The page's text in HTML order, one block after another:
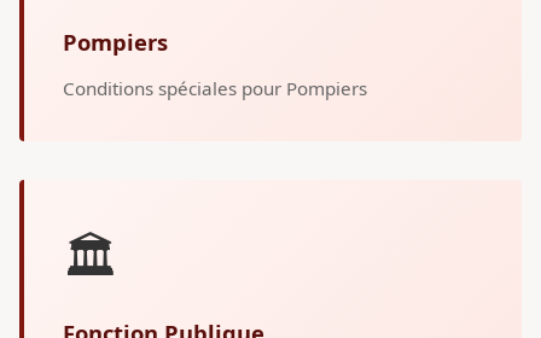
Pompiers
Conditions spéciales pour Pompiers
🏛️